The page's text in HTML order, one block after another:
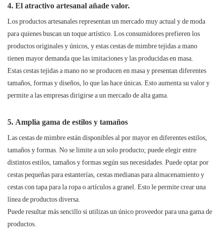
4. El atractivo artesanal añade valor.
Los productos artesanales representan un mercado muy actual y de moda
para quienes buscan un toque artístico. Los consumidores prefieren los
productos originales y únicos, y estas cestas de mimbre tejidas a mano
tienen mayor demanda que las imitaciones y las producidas en masa.
Estas cestas tejidas a mano no se producen en masa y presentan diferentes
tamaños, formas y diseños, lo que las hace únicas. Esto aumenta su valor y
permite a las empresas dirigirse a un mercado de alta gama.
5. Amplia gama de estilos y tamaños
Las cestas de mimbre están disponibles al por mayor en diferentes estilos,
tamaños y formas. No se limite a un solo producto; puede elegir entre
distintos estilos, tamaños y formas según sus necesidades. Puede optar por
cestas pequeñas para estanterías, cestas medianas para almacenamiento y
cestas con tapa para la ropa o artículos a granel. Esto le permite crear una
línea de productos diversa.
Puede resultar más sencillo si utilizas un único proveedor para una gama de
productos.